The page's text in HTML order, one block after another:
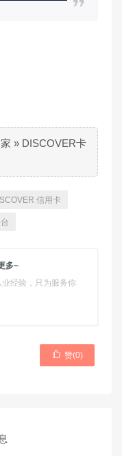
» DISCOVER卡
信用卡
多~
经验，只为服务你
 赞(0)